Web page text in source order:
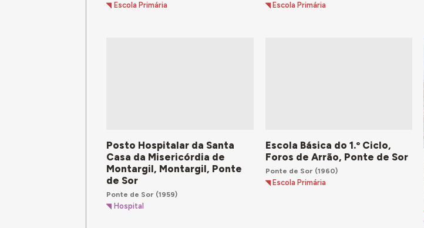
Escola Primária
Escola Primária
Posto Hospitalar da Santa
Casa da Misericórdia de
Montargil, Montargil, Ponte
de Sor
Ponte de Sor (1959)
Hospital
Escola Básica do 1.º Ciclo,
Foros de Arrão, Ponte de Sor
Ponte de Sor (1960)
Escola Primária